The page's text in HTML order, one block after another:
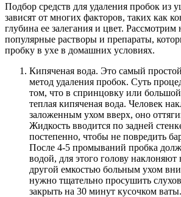
Подбор средств для удаления пробок из
зависят от многих факторов, таких как
глубина ее залегания и цвет. Рассмотрим
популярные растворы и препараты,
пробку в ухе в домашних условиях.
Кипяченая вода. Это самый
метод удаления пробок. Суть
том, что в спринцовку или
теплая кипяченая вода. Человек
заложенным ухом вверх, оно
Жидкость вводится по задней
постепенно, чтобы не повредить
После 4-5 промываний пробка
водой, для этого голову наклоняют
другой емкостью больным ухом
нужно тщательно просушить
закрыть на 30 минут кусочком ваты.